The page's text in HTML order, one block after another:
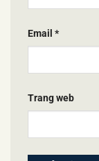
Email *
Trang web